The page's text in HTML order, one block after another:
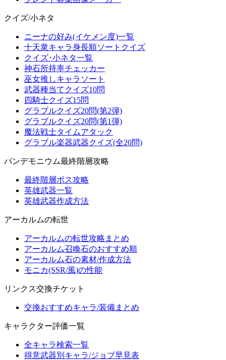
クイズ/小ネタ
ニーナの好み(イケメン度)一覧
十天衆キャラ身長順ソートクイズ
クイズ･小ネタ一覧
神石所持率チェッカー
巫女推しキャラソート
武器種当てクイズ10問
四騎士クイズ15問
グラブルクイズ20問(第2弾)
グラブルクイズ20問(第1弾)
魔法戦士タイムアタック
グラブル楽器武器クイズ(全20問)
パンデモニウム最終階層攻略
最終階層ボス攻略
英雄武器一覧
英雄武器作成方法
アーカルムの転世
アーカルムの転世攻略まとめ
アーカルム召喚石のおすすめ順
アーカルム石の素材/作成方法
モニカ(SSR/風)の性能
リンクス交換チケット
交換おすすめキャラ/装備まとめ
キャラクター評価一覧
全キャラ検索一覧
得意武器別キャラ/ジョブ早見表